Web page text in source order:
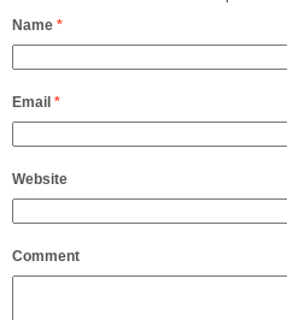
Name *
Email *
Website
Comment